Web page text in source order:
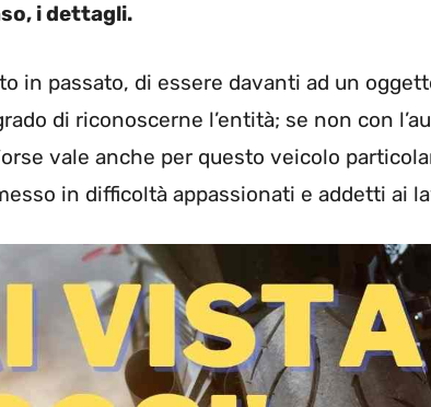
i dettagli.
in passato, di essere davanti ad un
di riconoscerne l’entità; se non con
vale anche per questo veicolo
in difficoltà appassionati e addetti ai